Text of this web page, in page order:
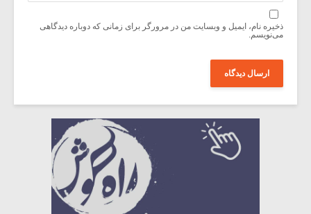
ذخیره نام، ایمیل و وبسایت من در مرورگر برای زمانی که دوباره دیدگاهی
می‌نویسم.